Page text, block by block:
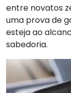
entre novatos
uma prova de
esteja ao
sabedoria.